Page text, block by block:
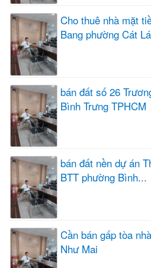
Cho thuê nhà mặt
Bang phường Cát
bán đất số 26
Bình Trưng TPHCM
bán đất nền dự án
BTT phường Bình...
Cần bán gấp tòa
Như Mai